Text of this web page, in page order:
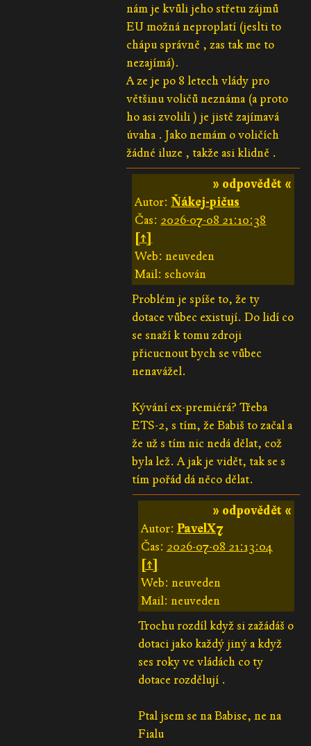
nám je kvůli jeho střetu zájmů
EU možná neproplatí (jeslti to
chápu správně , zas tak me to
nezajímá).
A ze je po 8 letech vlády pro
většinu voličů neznáma (a proto
ho asi zvolili ) je jistě zajímavá
úvaha . Jako nemám o voličích
žádné iluze , takže asi klidně .
» odpovědět «
Autor:Ňákej-pičus
Čas: 2026-07-08 21:10:38
[↑]
Web: neuveden
Mail: schován
Problém je spíše to, že ty
dotace vůbec existují. Do lidí co
se snaží k tomu zdroji
přicucnout bych se vůbec
nenavážel.
Kývání ex-premiérá? Třeba
ETS-2, s tím, že Babiš to začal a
že už s tím nic nedá dělat, což
byla lež. A jak je vidět, tak se s
tím pořád dá něco dělat.
» odpovědět «
Autor: PavelX7
Čas: 2026-07-08 21:13:04
[↑]
Web: neuveden
Mail: neuveden
Trochu rozdíl když si zažádáš o
dotaci jako každý jiný a když
ses roky ve vládách co ty
dotace rozdělují .
Ptal jsem se na Babise, ne na
Fialu